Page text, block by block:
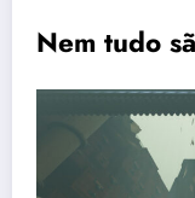
Nem tudo